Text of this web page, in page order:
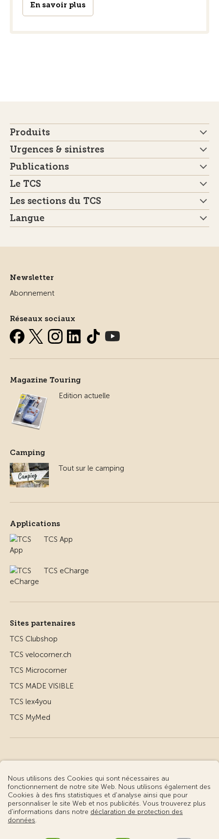
En savoir plus
Produits
Urgences & sinistres
Publications
Le TCS
Les sections du TCS
Langue
Newsletter
Abonnement
Réseaux sociaux
Magazine Touring
Edition actuelle
Camping
Tout sur le camping
Applications
TCS App
TCS eCharge
Sites partenaires
TCS Clubshop
TCS velocorner.ch
TCS Microcorner
TCS MADE VISIBLE
TCS lex4you
TCS MyMed